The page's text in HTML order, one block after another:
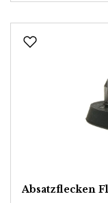
Absatzflecken